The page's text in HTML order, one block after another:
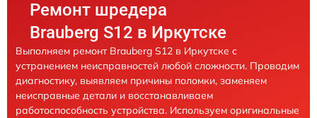
Ремонт шредера
Brauberg S12 в Иркутске
Выполняем ремонт Brauberg S12 в Иркутске с
устранением неисправностей любой сложности. Проводим
диагностику, выявляем причины поломки, заменяем
неисправные детали и восстанавливаем
работоспособность устройства. Используем оригинальные